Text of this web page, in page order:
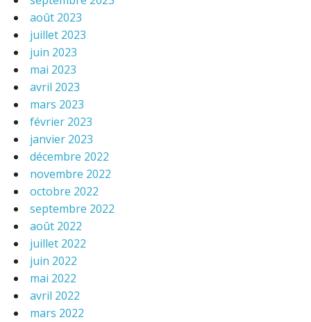
août 2023
juillet 2023
juin 2023
mai 2023
avril 2023
mars 2023
février 2023
janvier 2023
décembre 2022
novembre 2022
octobre 2022
septembre 2022
août 2022
juillet 2022
juin 2022
mai 2022
avril 2022
mars 2022